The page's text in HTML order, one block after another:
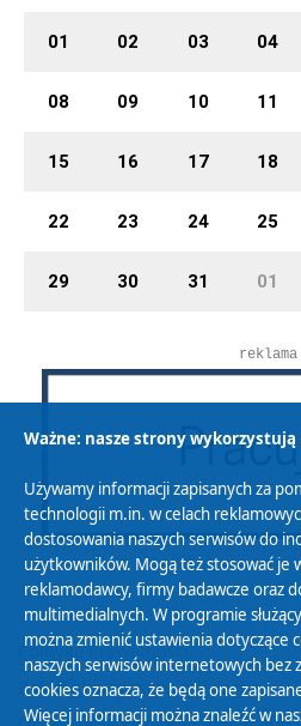
01 02 03 04
08 09 10 11
15 16 17 18
22 23 24 25
29 30 31 01
reklama
Polityka Prywatności
Zasady korzystania z Serwisu
Ważne: nasze strony wykorzystują
Używamy informacji zapisanych za
technologii m.in. w celach
dostosowania naszych serwisów do
użytkowników. Mogą też stosować je
reklamodawcy, firmy badawcze oraz
multimedialnych. W programie
można zmienić ustawienia dotyczące
naszych serwisów internetowych bez
cookies oznacza, że będą one
Więcej informacji można znaleźć w